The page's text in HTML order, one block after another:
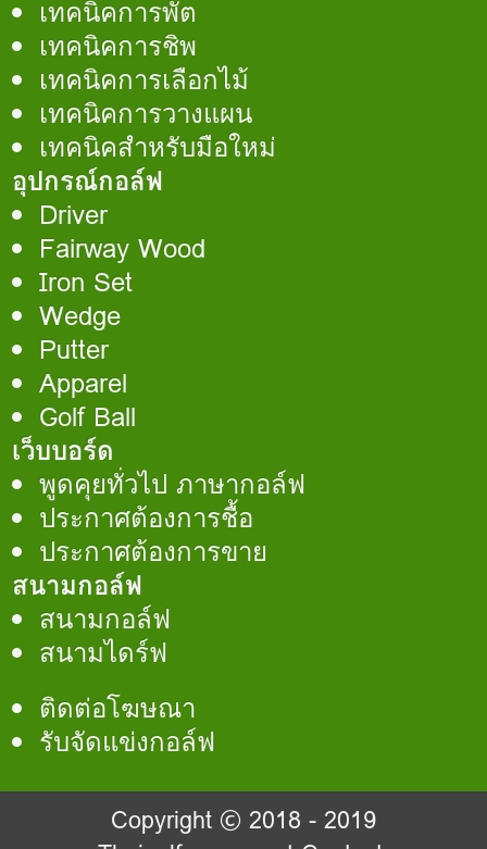
เทคนิคการพัต
เทคนิคการชิพ
เทคนิคการเลือกไม้
เทคนิคการวางแผน
เทคนิคสำหรับมือใหม่
อุปกรณ์กอล์ฟ
Driver
Fairway Wood
Iron Set
Wedge
Putter
Apparel
Golf Ball
เว็บบอร์ด
พูดคุยทั่วไป ภาษากอล์ฟ
ประกาศต้องการชื้อ
ประกาศต้องการขาย
สนามกอล์ฟ
สนามกอล์ฟ
สนามไดร์ฟ
ติดต่อโฆษณา
รับจัดแข่งกอล์ฟ
Copyright © 2018 - 2019